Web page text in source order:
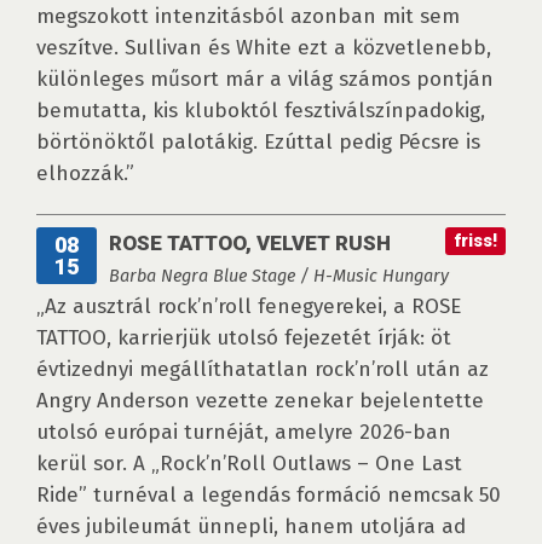
megszokott intenzitásból azonban mit sem
veszítve. Sullivan és White ezt a közvetlenebb,
különleges műsort már a világ számos pontján
bemutatta, kis kluboktól fesztiválszínpadokig,
börtönöktől palotákig. Ezúttal pedig Pécsre is
elhozzák.”
08
15
friss!
ROSE TATTOO, VELVET RUSH
Barba Negra Blue Stage / H-Music Hungary
„Az ausztrál rock’n’roll fenegyerekei, a ROSE
TATTOO, karrierjük utolsó fejezetét írják: öt
évtizednyi megállíthatatlan rock’n’roll után az
Angry Anderson vezette zenekar bejelentette
utolsó európai turnéját, amelyre 2026-ban
kerül sor. A „Rock’n’Roll Outlaws – One Last
Ride” turnéval a legendás formáció nemcsak 50
éves jubileumát ünnepli, hanem utoljára ad